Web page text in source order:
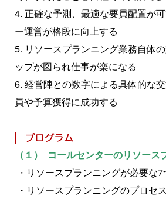
4. 正確な予測、最適な要員配置が
ー運営が格段に向上する
5. リソースプランニング業務自体
ップが図られ仕事が楽になる
6. 経営陣との数字による具体的な
員や予算獲得に成功する
（１） コールセンターのリソース
・リソースプランニングが必要な
・リソースプランニングのプロセス